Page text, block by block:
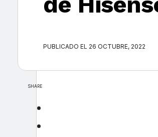
PUBLICADO EL 26 OCTUBRE, 2022
SHARE